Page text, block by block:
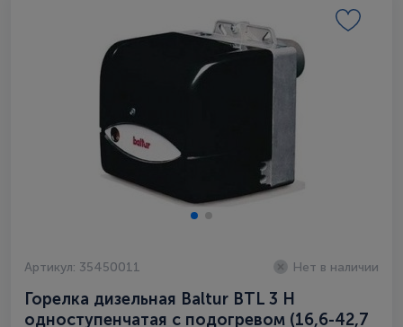
Артикул: 35450011 Нет в наличии
Горелка дизельная Baltur BTL 3 H
одноступенчатая с подогревом (16,6-42,7